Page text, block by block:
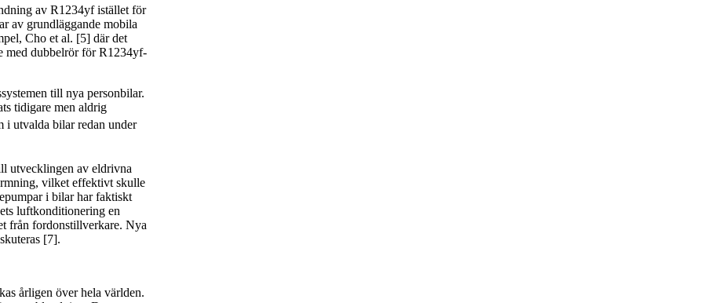
av R1234yf istället för
av grundläggande mobila
Cho et al. [5] där det
med dubbelrör för R1234yf-
till nya personbilar.
tidigare men aldrig
i utvalda bilar redan under
utvecklingen av eldrivna
vilket effektivt skulle
i bilar har faktiskt
luftkonditionering en
från fordonstillverkare. Nya
[7].
årligen över hela världen.